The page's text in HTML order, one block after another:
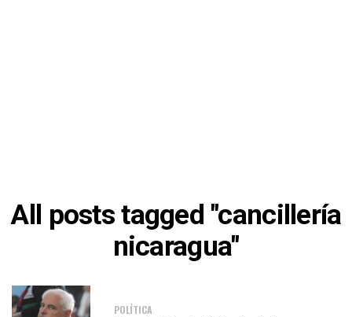
All posts tagged "cancillería
nicaragua"
POLÍTICA